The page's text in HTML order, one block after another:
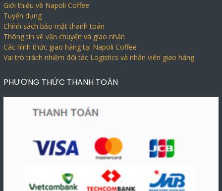
Giới thiệu về Napoli Coffee
Tuyển dụng
Chính sách bảo mật thanh toán
Thông tin về vận chuyển và giao nhận
Các hình thức giao hàng tại Napoli Coffee
Vai trò trách nhiệm đối tác Logistics và nhân viên giao hàng
PHƯƠNG THỨC THANH TOÁN